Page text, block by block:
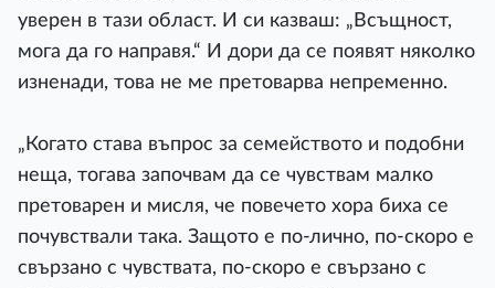
уверен в тази област. И си казваш: „Всъщност,
мога да го направя.“ И дори да се появят няколко
изненади, това не ме претоварва непременно.
„Когато става въпрос за семейството и подобни
неща, тогава започвам да се чувствам малко
претоварен и мисля, че повечето хора биха се
почувствали така. Защото е по-лично, по-скоро е
свързано с чувствата, по-скоро е свързано с